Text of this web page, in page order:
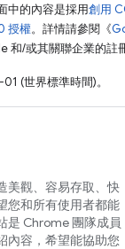
中的內容是採用創用
授權。詳情請參閱《
和/或其關聯企業的註
(世界標準時間)。
美觀、容易存取、快
您和所有使用者都能
是 Chrome 團隊成員
內容，希望能協助您